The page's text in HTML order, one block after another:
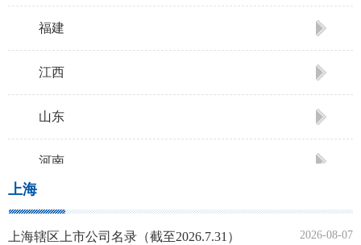
福建
江西
山东
河南
上海
上海辖区上市公司名录（截至2026.7.31） 2026-08-07